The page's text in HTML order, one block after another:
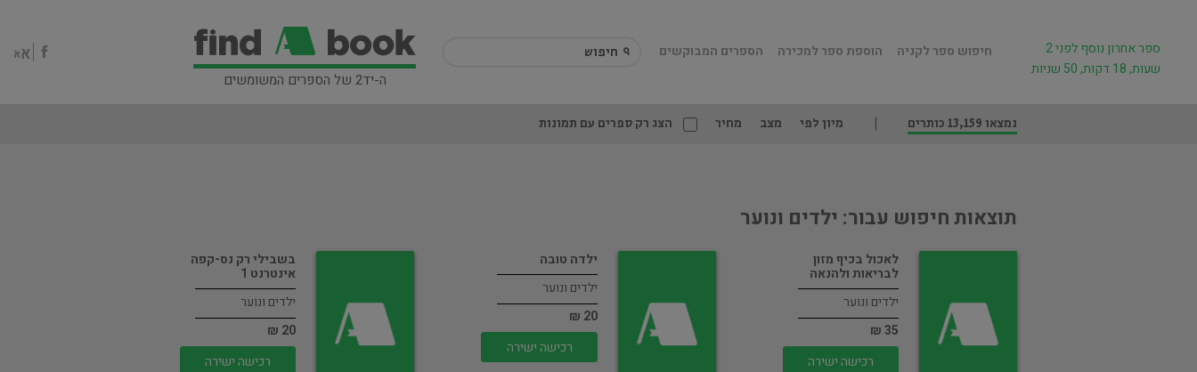
ה-יד2 של הספרים המשומשים
חיפוש ספר לקניה הוספת ספר למכירה הספרים המבוקשים
ספר אחרון נוסף לפני 2
שעות, 18 דקות, 50 שניות
נמצאו 13,159 כותרים מיון לפי מצב מחיר הצג רק ספרים עם תמונות
תוצאות חיפוש עבור: ילדים ונוער
לאכול בכיף מזון
לבריאות ולהנאה
ילדים ונוער
35 ₪
רכישה ישירה
ילדה טובה
ילדים ונוער
20 ₪
רכישה ישירה
בשבילי רק נס-קפה
אינטרנט 1
ילדים ונוער
20 ₪
רכישה ישירה